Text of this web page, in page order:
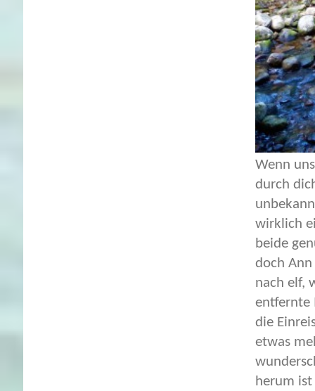
Wenn
durch
wirklich
beide
doch
nach elf,
entfernte
die
etwas
herum